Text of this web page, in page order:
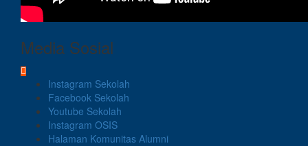
Media Sosial
Instagram Sekolah
Facebook Sekolah
Youtube Sekolah
Instagram OSIS
Halaman Komunitas Alumni